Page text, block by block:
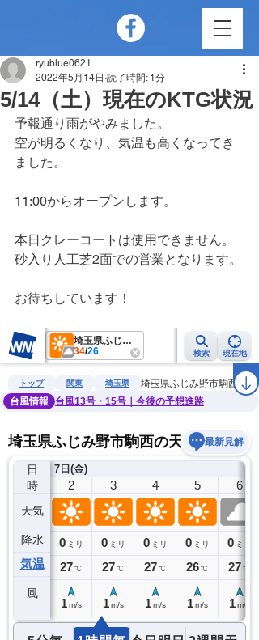
5/14（土）現在のKTG状況
ryublue0621
2022年5月14日 読了時間: 1分
予報通り雨がやみました。
空が明るくなり、気温も高くなってき
ました。
11:00からオープンします。
本日クレーコートは使用できません。
砂入り人工芝2面での営業となります。
お待ちしています！